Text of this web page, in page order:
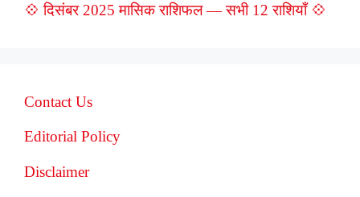
💠 दिसंबर 2025 मासिक राशिफल — सभी 12 राशियाँ 💠
Contact Us
Editorial Policy
Disclaimer